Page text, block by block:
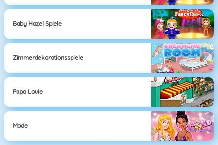
Baby Hazel Spiele
Zimmerdekorationsspiele
Papa Louie
Mode